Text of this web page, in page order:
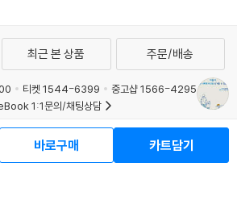
바로구매 카트담기
최근 본 상품 주문/배송
티켓 1544-6399
중고샵 1566-4295
1:1문의/채팅상담
이십사(주) 사업자 정보
개인정보처리방침
청소년보호정책